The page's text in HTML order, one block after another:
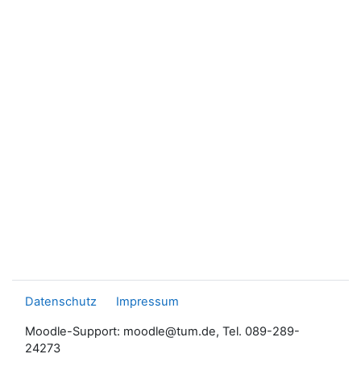
Datenschutz Impressum
Moodle-Support: moodle@tum.de, Tel. 089-289-
24273